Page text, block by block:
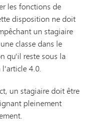
les fonctions de
disposition ne doit
un stagiaire
classe dans le
qu'il reste sous la
l'article 4.0.
un stagiaire doit être
pleinement